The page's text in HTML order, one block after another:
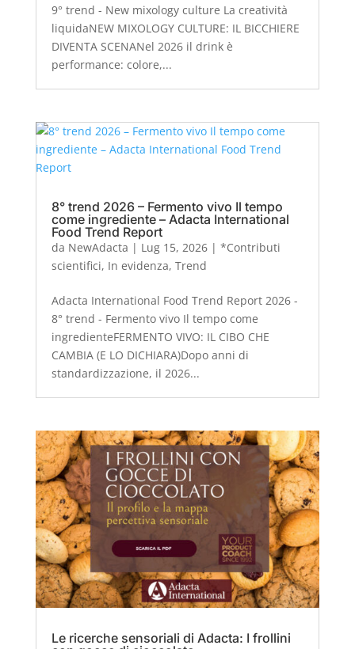
9° trend - New mixology culture La creatività
liquidaNEW MIXOLOGY CULTURE: IL BICCHIERE
DIVENTA SCENANel 2026 il drink è
performance: colore,...
8° trend 2026 – Fermento vivo Il tempo
come ingrediente – Adacta International
Food Trend Report
da NewAdacta | Lug 15, 2026| *Contributi
scientifici, In evidenza, Trend
Adacta International Food Trend Report 2026 -
8° trend - Fermento vivo Il tempo come
ingredienteFERMENTO VIVO: IL CIBO CHE
CAMBIA (E LO DICHIARA)Dopo anni di
standardizzazione, il 2026...
Le ricerche sensoriali di Adacta: I frollini